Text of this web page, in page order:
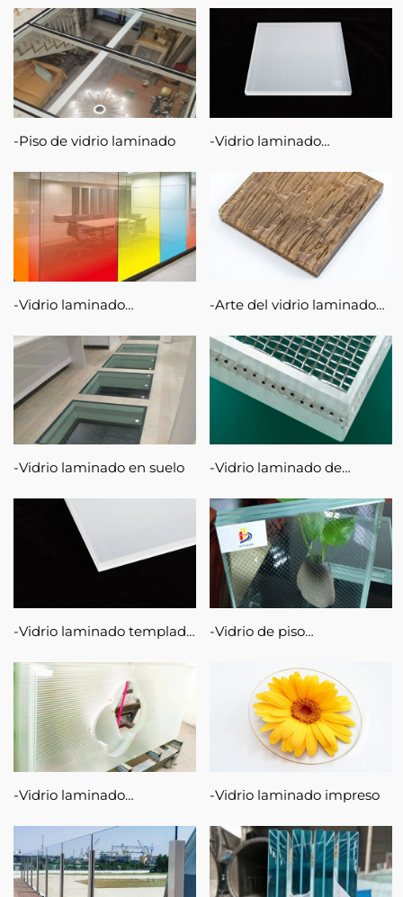
Piso de vidrio laminado
Vidrio laminado
Vidrio laminado
Arte del vidrio laminado
laminado por cable
Vidrio laminado en suelo
Vidrio laminado de
alambre metálico
Vidrio laminado templado
con molienda ácida
Vidrio de piso
Vidrio laminado
Vidrio laminado impreso